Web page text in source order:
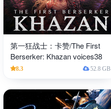
第一狂战士：卡赞/The First
Berserker: Khazan voices38
8.3 52.8 GB